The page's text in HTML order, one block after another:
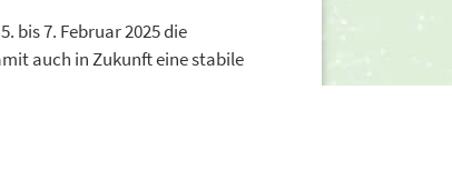
bis 7. Februar 2025 die
auch in Zukunft eine stabile